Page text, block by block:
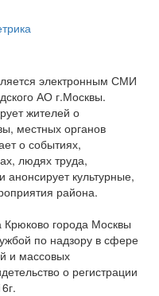
электронным СМИ
АО г.Москвы.
жителей о
местных органов
о событиях,
людях труда,
анонсирует культурные,
района.
Крюково города Москвы
по надзору в сфере
и массовых
о регистрации